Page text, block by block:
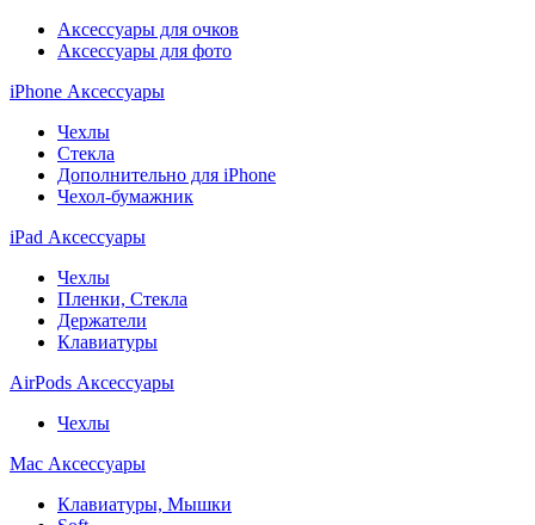
Аксессуары для очков
Аксессуары для фото
iPhone Аксессуары
Чехлы
Стекла
Дополнительно для iPhone
Чехол-бумажник
iPad Аксессуары
Чехлы
Пленки, Стекла
Держатели
Клавиатуры
AirPods Аксессуары
Чехлы
Mac Аксессуары
Клавиатуры, Мышки